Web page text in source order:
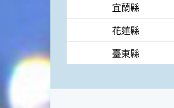
宜蘭縣
花蓮縣
臺東縣